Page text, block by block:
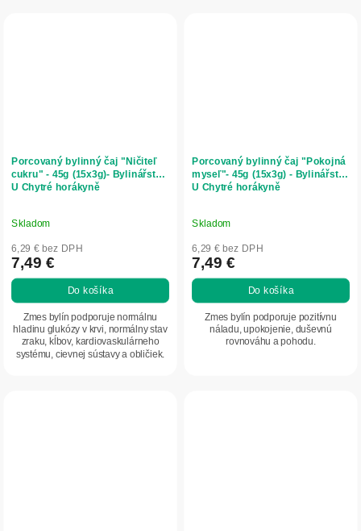
Porcovaný bylinný čaj "Ničiteľ
cukru" - 45g (15x3g)- Bylinářství
U Chytré horákyně
Skladom
6,29 € bez DPH
7,49 €
Do košíka
Zmes bylín podporuje normálnu
hladinu glukózy v krvi, normálny stav
zraku, kĺbov, kardiovaskulárneho
systému, cievnej sústavy a obličiek.
Porcovaný bylinný čaj "Pokojná
myseľ"- 45g (15x3g) - Bylinářství
U Chytré horákyně
Skladom
6,29 € bez DPH
7,49 €
Do košíka
Zmes bylín podporuje pozitívnu
náladu, upokojenie, duševnú
rovnováhu a pohodu.